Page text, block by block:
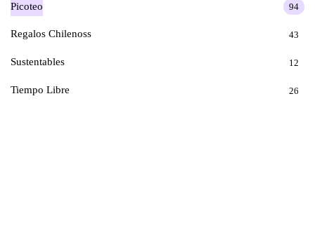
Picoteo 94
Regalos Chilenoss 43
Sustentables 12
Tiempo Libre 26